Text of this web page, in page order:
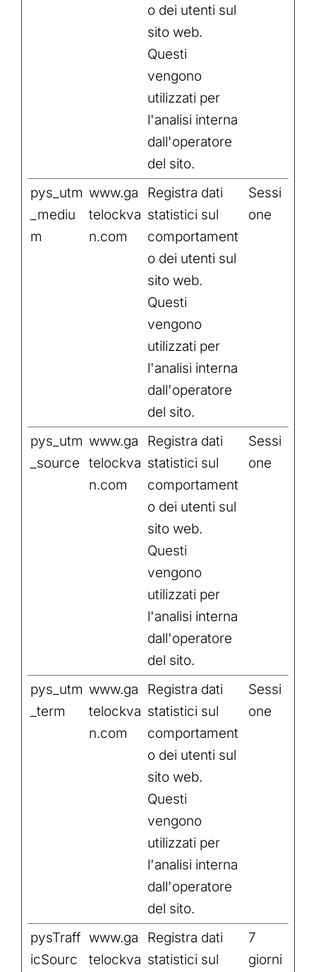
o dei utenti sul
sito web.
Questi
vengono
utilizzati per
l'analisi interna
dall'operatore
del sito.
pys_utm
_mediu
m
www.ga
telockva
n.com
Registra dati
statistici sul
comportament
o dei utenti sul
sito web.
Questi
vengono
utilizzati per
l'analisi interna
dall'operatore
del sito.
Sessi
one
pys_utm
_source
www.ga
telockva
n.com
Registra dati
statistici sul
comportament
o dei utenti sul
sito web.
Questi
vengono
utilizzati per
l'analisi interna
dall'operatore
del sito.
Sessi
one
pys_utm
_term
www.ga
telockva
n.com
Registra dati
statistici sul
comportament
o dei utenti sul
sito web.
Questi
vengono
utilizzati per
l'analisi interna
dall'operatore
del sito.
Sessi
one
pysTraff
icSourc
www.ga
telockva
Registra dati
statistici sul
7
giorni